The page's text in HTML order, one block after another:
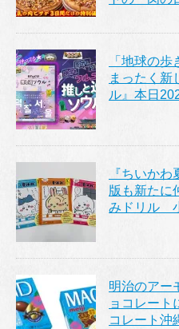
「地球の歩
まったく新
ル』本日
『ちいか
版も新たに
みドリル
明治のアー
ョコレート
コレート沖